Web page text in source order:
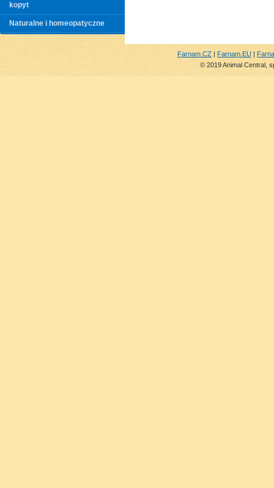
kopyt
Naturalne i homeopatyczne
Farnam.CZ | Farnam.EU |
© 2019 Animal Central,